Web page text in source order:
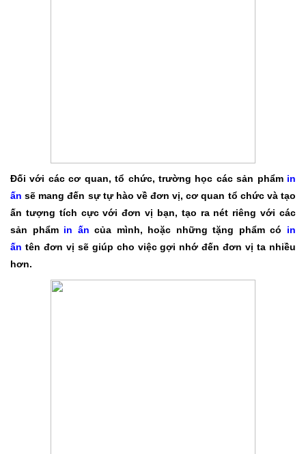
Đối với các cơ quan, tổ chức, trường học các sản phẩm in
ấn sẽ mang đến sự tự hào về đơn vị, cơ quan tổ chức và tạo
ấn tượng tích cực với đơn vị bạn, tạo ra nét riêng với các
sản phẩm in ấn của mình, hoặc những tặng phẩm có in
ấn tên đơn vị sẽ giúp cho việc gợi nhớ đến đơn vị ta nhiều
hơn.